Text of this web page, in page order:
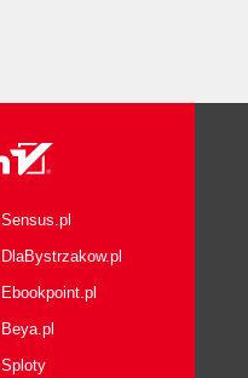
Sensus.pl
DlaBystrzakow.pl
Ebookpoint.pl
Beya.pl
Sploty